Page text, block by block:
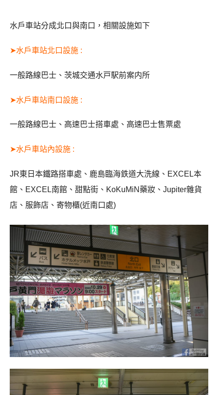
水戶車站分成北口與南口，相關設施如下
➤水戶車站北口設施 :
一般路線巴士、茨城交通水戸駅前案内所
➤水戶車站南口設施 :
一般路線巴士、高速巴士搭車處、高速巴士售票處
➤水戶車站內設施 :
JR東日本鐵路搭車處、鹿島臨海鉄道大洗線、EXCEL本
館、EXCEL南館、甜點街、KoKuMiN藥妝、Jupiter雜貨
店、服飾店、寄物櫃(近南口處)